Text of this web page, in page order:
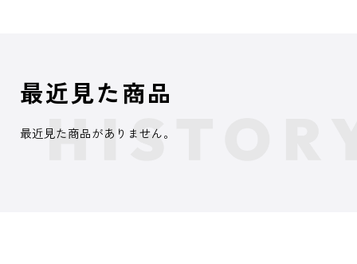
最近見た商品
最近見た商品がありません。